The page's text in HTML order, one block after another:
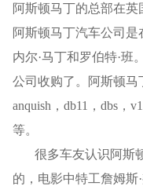
阿斯顿马丁的总部在英
阿斯顿马丁汽车公司是
内尔·马丁和罗伯特·班
公司收购了。阿斯顿马
anquish，db11，dbs，
等。
很多车友认识阿斯
的，电影中特工詹姆斯